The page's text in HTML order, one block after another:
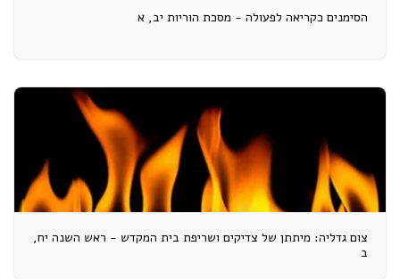
הסימנים כקריאה לפעולה - מסכת הוריות יב, א
צום גדליה: מיתתן של צדיקים ושריפת בית המקדש - ראש השנה יח,
ב